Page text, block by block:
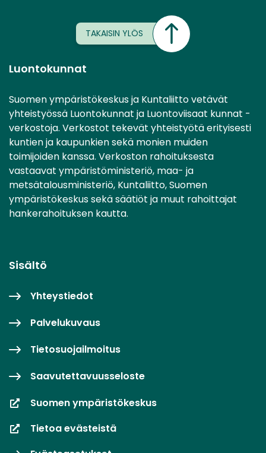
TAKAISIN YLÖS
Luontokunnat
Suomen ympäristökeskus ja Kuntaliitto vetävät
yhteistyössä Luontokunnat ja Luontoviisaat kunnat -
verkostoja. Verkostot tekevät yhteistyötä erityisesti
kuntien ja kaupunkien sekä monien muiden
toimijoiden kanssa. Verkoston rahoituksesta
vastaavat ympäristöministeriö, maa- ja
metsätalousministeriö, Kuntaliitto, Suomen
ympäristökeskus sekä säätiöt ja muut rahoittajat
hankerahoituksen kautta.
Sisältö
Yhteystiedot
Palvelukuvaus
Tietosuojailmoitus
Saavutettavuusseloste
Suomen ympäristökeskus
Tietoa evästeistä